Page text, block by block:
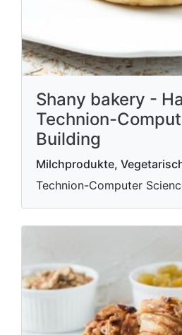
Shany bakery -
Technion-
Building
Milchprodukte,
Technion-Computer